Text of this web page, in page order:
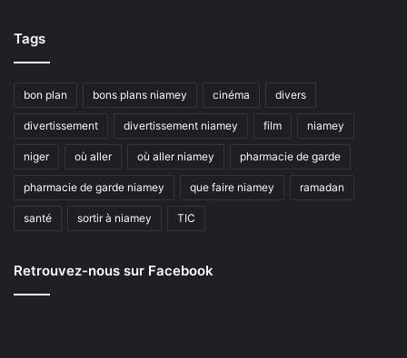
Tags
bon plan bons plans niamey cinéma divers
divertissement divertissement niamey film niamey
niger où aller où aller niamey pharmacie de garde
pharmacie de garde niamey que faire niamey ramadan
santé sortir à niamey TIC
Retrouvez-nous sur Facebook